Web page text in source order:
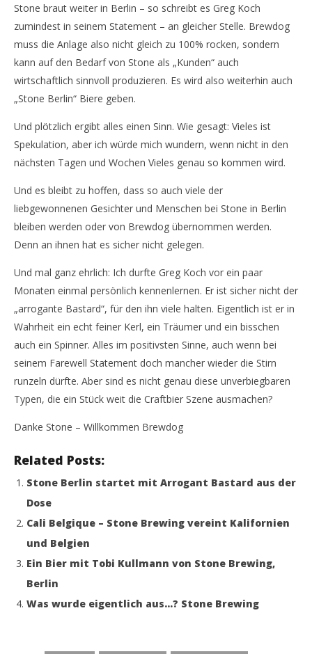
Stone braut weiter in Berlin – so schreibt es Greg Koch
zumindest in seinem Statement – an gleicher Stelle. Brewdog
muss die Anlage also nicht gleich zu 100% rocken, sondern
kann auf den Bedarf von Stone als „Kunden“ auch
wirtschaftlich sinnvoll produzieren. Es wird also weiterhin auch
„Stone Berlin“ Biere geben.
Und plötzlich ergibt alles einen Sinn. Wie gesagt: Vieles ist
Spekulation, aber ich würde mich wundern, wenn nicht in den
nächsten Tagen und Wochen Vieles genau so kommen wird.
Und es bleibt zu hoffen, dass so auch viele der
liebgewonnenen Gesichter und Menschen bei Stone in Berlin
bleiben werden oder von Brewdog übernommen werden.
Denn an ihnen hat es sicher nicht gelegen.
Und mal ganz ehrlich: Ich durfte Greg Koch vor ein paar
Monaten einmal persönlich kennenlernen. Er ist sicher nicht der
„arrogante Bastard“, für den ihn viele halten. Eigentlich ist er in
Wahrheit ein echt feiner Kerl, ein Träumer und ein bisschen
auch ein Spinner. Alles im positivsten Sinne, auch wenn bei
seinem Farewell Statement doch mancher wieder die Stirn
runzeln dürfte. Aber sind es nicht genau diese unverbiegbaren
Typen, die ein Stück weit die Craftbier Szene ausmachen?
Danke Stone – Willkommen Brewdog
Related Posts:
Stone Berlin startet mit Arrogant Bastard aus der
Dose
Cali Belgique – Stone Brewing vereint Kalifornien
und Belgien
Ein Bier mit Tobi Kullmann von Stone Brewing,
Berlin
Was wurde eigentlich aus…? Stone Brewing